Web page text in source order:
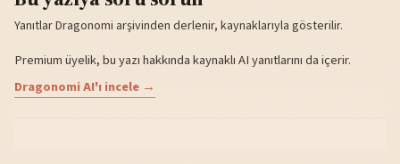
Yanıtlar Dragonomi arşivinden derlenir, kaynaklarıyla gösterilir.
Premium üyelik, bu yazı hakkında kaynaklı AI yanıtlarını da içerir.
Dragonomi AI'ı incele →